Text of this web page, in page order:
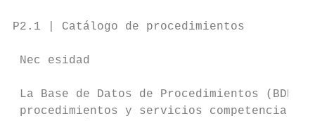
P2.1 | Catálogo de procedimientos
Nec esidad
La Base de Datos de Procedimientos
procedimientos y servicios competencia